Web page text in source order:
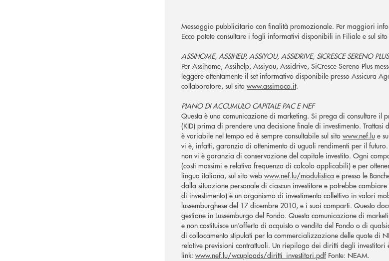
Messaggio pubblicitario con finalità promozionale. Per maggiori
Ecco potete consultare i fogli informativi disponibili in Filiale e sul
ASSIHOME, ASSIHELP, ASSIYOU, ASSIDRIVE, SICRESCE SERENO PLUS
Per Assihome, Assihelp, Assiyou, Assidrive, SiCresce Sereno Plus
leggere attentamente il set informativo disponibile presso Assicura
collaboratore, sul sito www.assimoco.it.
PIANO DI ACCUMULO CAPITALE PAC E NEF
Questa è una comunicazione di marketing. Si prega di consultare il
(KID) prima di prendere una decisione finale di investimento.
è variabile nel tempo ed è sempre consultabile sul sito www.nef.lu e
vi è, infatti, garanzia di ottenimento di uguali rendimenti per il
non vi è garanzia di conservazione del capitale investito. Ogni
(costi massimi e relativa frequenza di calcolo applicabili) e per
lingua italiana, sul sito web www.nef.lu/modulistica e presso le
dalla situazione personale di ciascun investitore e potrebbe
di investimento) è un organismo di investimento collettivo in valori
lussemburghese del 17 dicembre 2010, e i suoi comparti. Questo
gestione in Lussemburgo del Fondo. Questa comunicazione di
e non costituisce un’offerta di acquisto o vendita del Fondo o di
di collocamento stipulati per la commercializzazione delle quote di
relative previsioni contrattuali. Un riepilogo dei diritti degli
link: www.nef.lu/wcuploads/diritti_investitori.pdf Fonte: NEAM.